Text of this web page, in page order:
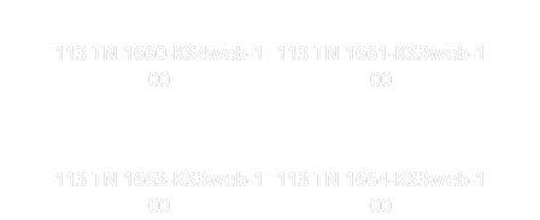
113 TN 1660-KS4web-1
00
113 TN 1661-KS3web-1
00
113 TN 1663-KS3web-1
00
113 TN 1664-KS3web-1
00